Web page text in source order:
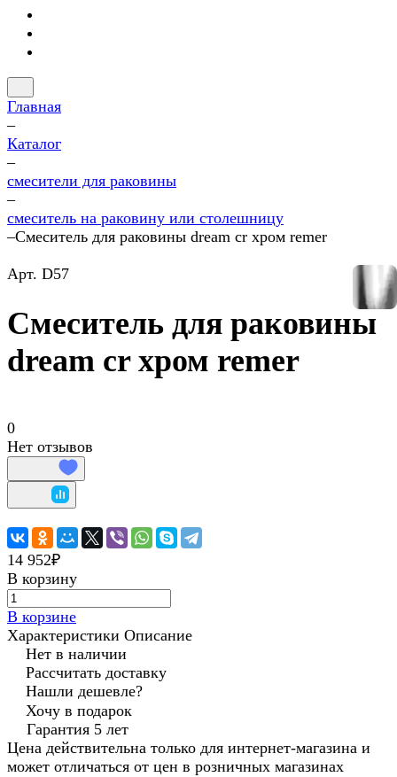
Главная
–
Каталог
–
смесители для раковины
–
смеситель на раковину или столешницу
–Смеситель для раковины dream cr хром remer
Арт. D57
Смеситель для раковины
dream cr хром remer
0
Нет отзывов
14 952₽
В корзину
В корзине
Характеристики Описание
Нет в наличии
Рассчитать доставку
Нашли дешевле?
Хочу в подарок
Гарантия 5 лет
Цена действительна только для интернет-магазина и
может отличаться от цен в розничных магазинах